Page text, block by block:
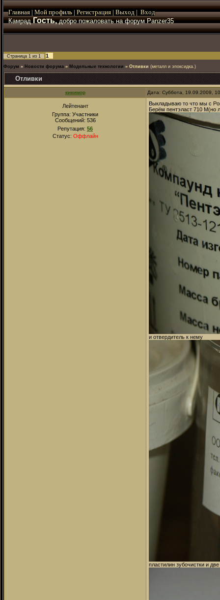
Главная | Мой профиль | Регистрация | Выход | Вход
КамрадГость,добро пожаловать на форум Panzer35
Страница 1 из 1 1
Форум » Новости форума » Модельные технологии » Отливки (металл и эпоксидка.)
Отливки
кикимор Дата: Суббота, 19.09.2009,
Лейтенант
Группа: Участники
Сообщений: 536
Репутация: 56
Статус: Оффлайн
Выкладываю то что мы с
Берём пентэласт 710 М(но
и отвердитель к нему
пластилин зубочистки и